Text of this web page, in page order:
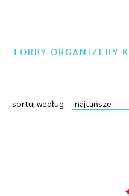
TORBY ORGANIZERY
sortuj według